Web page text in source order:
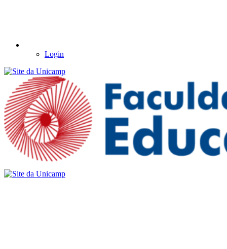
Login